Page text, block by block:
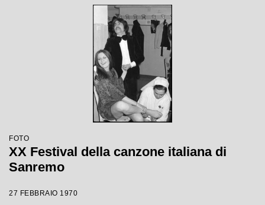
FOTO
XX Festival della canzone italiana di
Sanremo
27 FEBBRAIO 1970